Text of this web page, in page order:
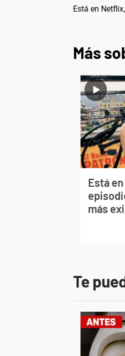
Está en
Más
Está
más
Te